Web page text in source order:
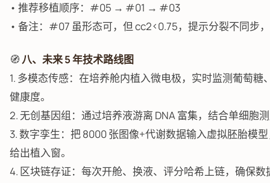
• 推荐移植顺序：#05 → #01 → #03
• 备注：#07 虽形态可，但 cc2<0.75，提示分裂不同步
🧭八、未来 5 年技术路线图
1. 多模态传感：在培养舱内植入微电极，实时监测葡萄
健康度。
2. 无创基因组：通过培养液游离 DNA 富集，结合单细胞
3. 数字孪生：把 8000 张图像+代谢数据输入虚拟胚胎模
给出植入窗。
4. 区块链存证：每次开舱、换液、评分哈希上链，确保